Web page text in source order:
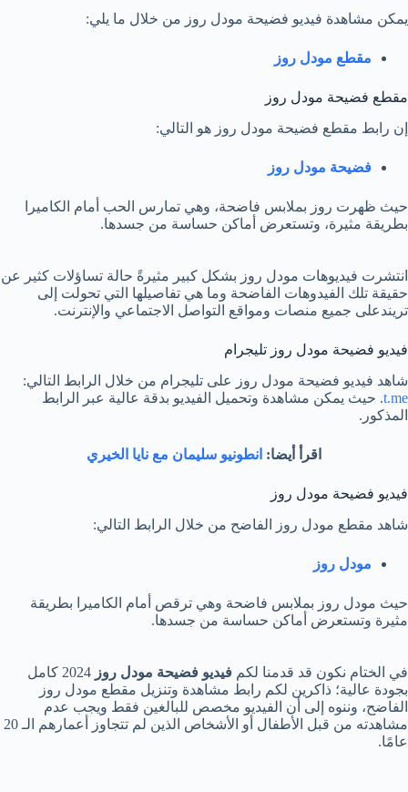
يمكن مشاهدة فيديو فضيحة مودل روز من خلال ما يلي:
مقطع مودل روز
مقطع فضيحة مودل روز
إن رابط مقطع فضيحة مودل روز هو التالي:
فضيحة مودل روز
حيث ظهرت روز بملابس فاضحة، وهي تمارس الحب أمام الكاميرا
بطريقة مثيرة، وتستعرض أماكن حساسة من جسدها.
انتشرت فيديوهات مودل روز بشكل كبير مثيرةً حالة تساؤلات كثير عن
حقيقة تلك الفيدوهات الفاضحة وما هي تفاصيلها التي تحولت إلى
تريندعلى جميع منصات ومواقع التواصل الاجتماعي والإنترنت.
فيديو فضيحة مودل روز تليجرام
شاهد فيديو فضيحة مودل روز على تليجرام من خلال الرابط التالي:
t.me. حيث يمكن مشاهدة وتحميل الفيديو بدقة عالية عبر الرابط
المذكور.
اقرأ أيضا: انطونيو سليمان مع نايا الخيري
فيديو فضيحة مودل روز
شاهد مقطع مودل روز الفاضح من خلال الرابط التالي:
مودل روز
حيث مودل روز بملابس فاضحة وهي ترقص أمام الكاميرا بطريقة
مثيرة وتستعرض أماكن حساسة من جسدها.
في الختام نكون قد قدمنا لكم فيديو فضيحة مودل روز
2024 كامل
بجودة عالية؛ ذاكرين لكم رابط مشاهدة وتنزيل مقطع مودل روز
الفاضح، وننوه إلى أن الفيديو مخصص للبالغين فقط ويجب عدم
مشاهدته من قبل الأطفال أو الأشخاص الذين لم تتجاوز أعمارهم الـ 20
عامًا.